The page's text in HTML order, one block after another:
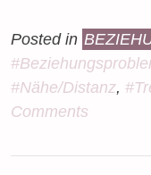
Posted in
#Nähe/Distanz,
Comments